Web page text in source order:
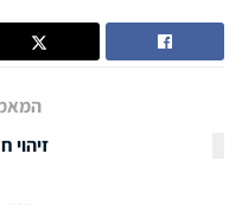
זיהוי